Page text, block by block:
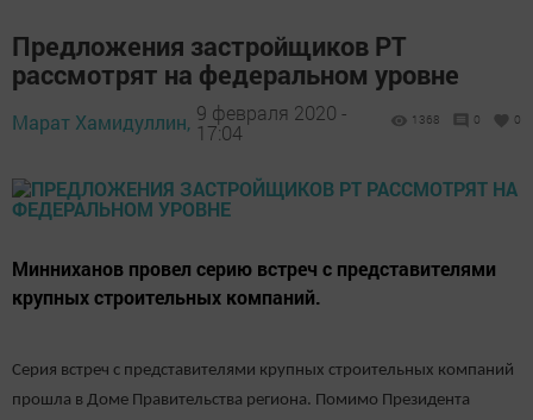
Предложения застройщиков РТ
рассмотрят на федеральном уровне
Марат Хамидуллин, 9 февраля 2020 -
17:04
1368 0 0
Минниханов провел серию встреч с представителями
крупных строительных компаний.
Серия встреч с представителями крупных строительных компаний
прошла в Доме Правительства региона. Помимо Президента